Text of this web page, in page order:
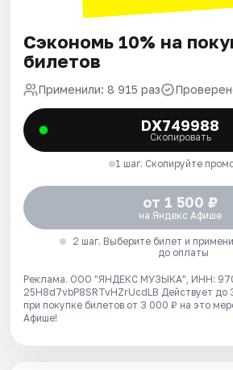
Сэкономь 10% на
билетов
Применили: 8 915 раз
DX749988
Скопировать
1 шаг. Скопируйте
от 1 500 ₽
на Яндекс Афише
2 шаг. Выберите билет и
до оплаты
Реклама. ООО "ЯНДЕКС МУЗЫКА", ИНН:
25H8d7vbP8SRTvHZrUcdLB Действует до
при покупке билетов от 3 000 ₽ на это
Афише!